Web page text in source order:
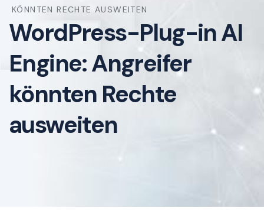
KÖNNTEN RECHTE AUSWEITEN
WordPress-Plug-in AI
Engine: Angreifer
könnten Rechte
ausweiten